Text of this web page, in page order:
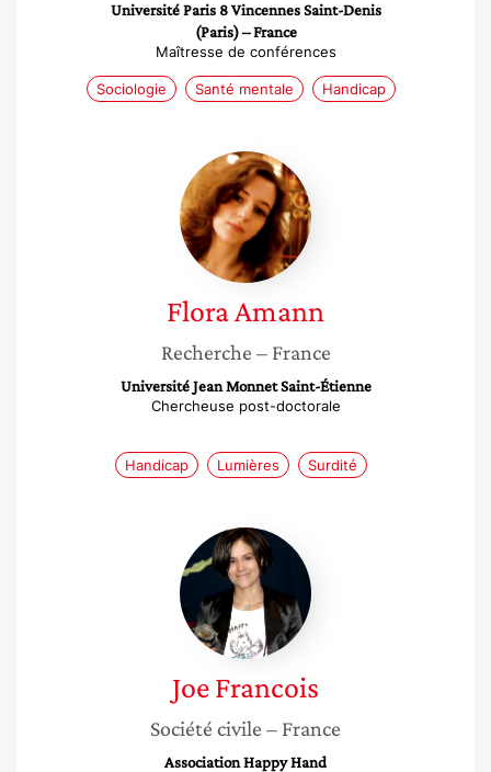
Université Paris 8 Vincennes Saint-Denis
(Paris) – France
Maîtresse de conférences
Sociologie Santé mentale Handicap
Flora
Amann
FloraAmann
Recherche – France
Université Jean Monnet Saint-Étienne
Chercheuse post-doctorale
Handicap Lumières Surdité
Joe
Francois
JoeFrancois
Société civile – France
Association Happy Hand